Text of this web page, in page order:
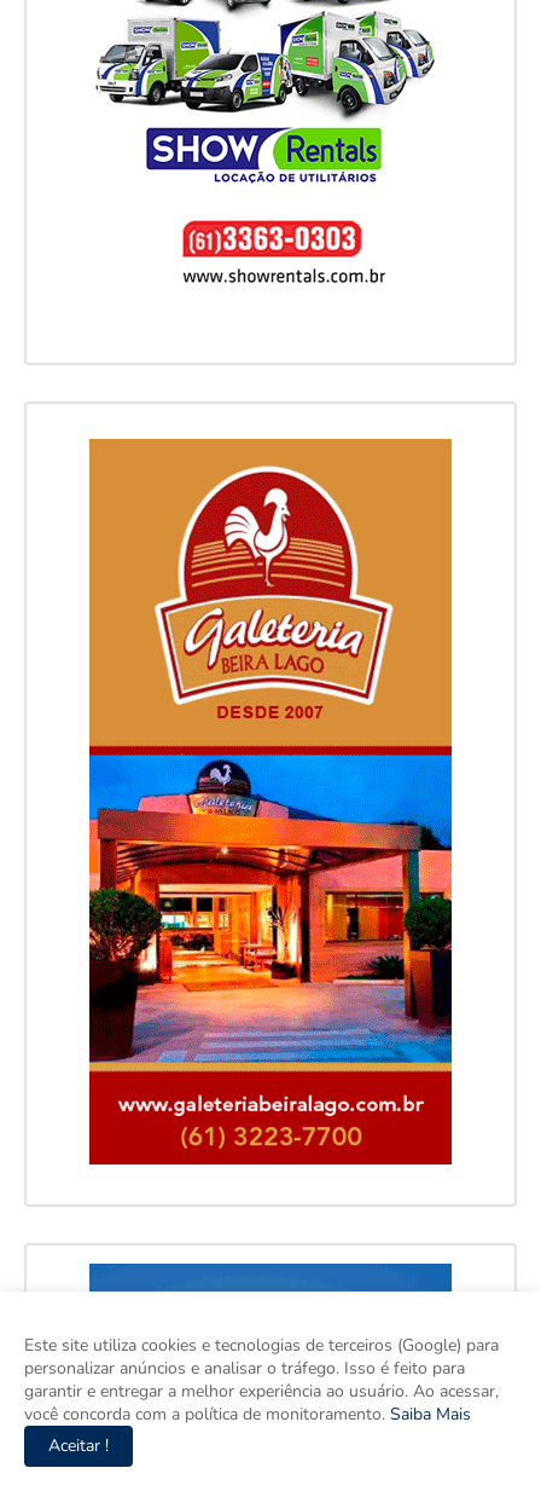
Este site utiliza cookies e tecnologias de terceiros (Google) para
personalizar anúncios e analisar o tráfego. Isso é feito para
garantir e entregar a melhor experiência ao usuário. Ao acessar,
você concorda com a política de monitoramento. Saiba Mais
Aceitar !